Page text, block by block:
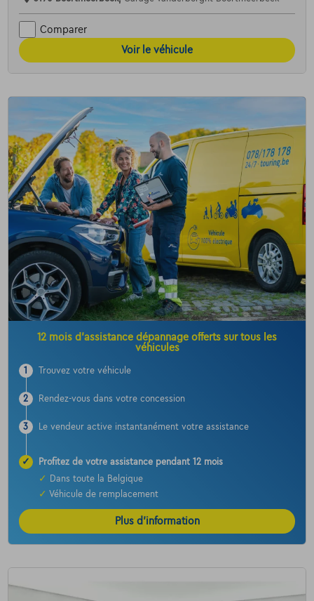
Comparer
Voir le véhicule
12 mois d’assistance dépannage offerts sur tous les
véhicules
1 Trouvez votre véhicule
2 Rendez-vous dans votre concession
3 Le vendeur active instantanément votre assistance
✓
Profitez de votre assistance pendant 12 mois
✓
Dans toute la Belgique
✓ Véhicule de remplacement
Plus d’information